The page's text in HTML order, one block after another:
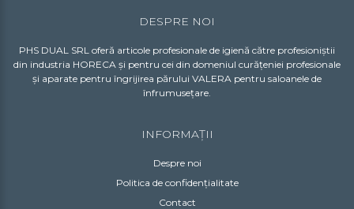
DESPRE NOI
PHS DUAL SRL oferă articole profesionale de igienă către profesioniștii
din industria HORECA și pentru cei din domeniul curățeniei profesionale
și aparate pentru îngrijirea părului VALERA pentru saloanele de
înfrumusețare.
INFORMAȚII
Despre noi
Politica de confidențialitate
Contact